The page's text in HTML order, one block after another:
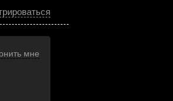
мне